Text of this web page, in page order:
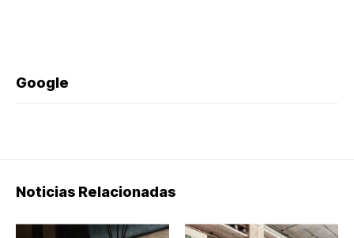
Google
Noticias Relacionadas